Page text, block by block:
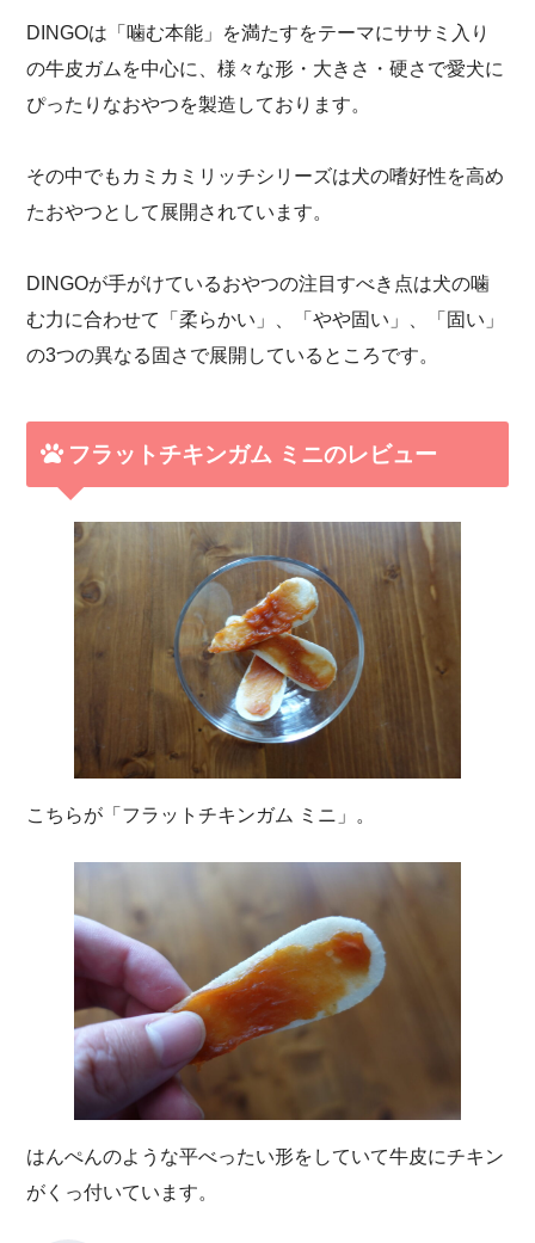
DINGOは「噛む本能」を満たすをテーマにササミ入り
の牛皮ガムを中心に、様々な形・大きさ・硬さで愛犬に
ぴったりなおやつを製造しております。
その中でもカミカミリッチシリーズは犬の嗜好性を高め
たおやつとして展開されています。
DINGOが手がけているおやつの注目すべき点は犬の噛
む力に合わせて「柔らかい」、「やや固い」、「固い」
の3つの異なる固さで展開しているところです。
フラットチキンガム ミニのレビュー
こちらが「フラットチキンガム ミニ」。
はんぺんのような平べったい形をしていて牛皮にチキン
がくっ付いています。